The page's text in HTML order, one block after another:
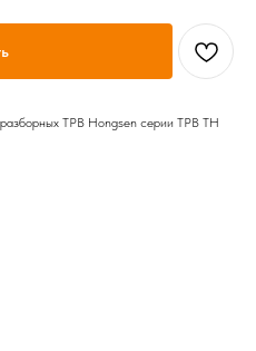
ТРВ Hongsen серии ТРВ TH